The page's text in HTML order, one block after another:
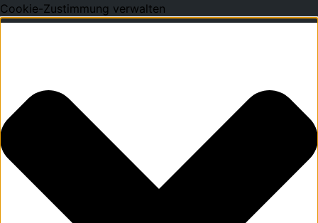
Cookie-Zustimmung verwalten